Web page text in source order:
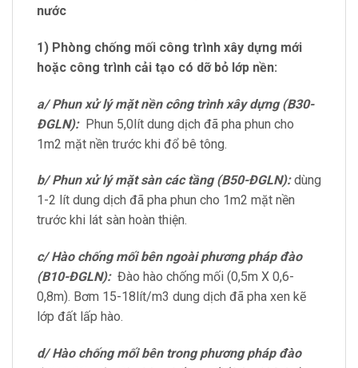
nước
1) Phòng chống mối công trình xây dựng mới
hoặc công trình cải tạo có dỡ bỏ lớp nền:
a/ Phun xử lý mặt nền công trình xây dựng (B30-
ĐGLN):Phun 5,0lít dung dịch đã pha phun cho
1m2 mặt nền trước khi đổ bê tông.
b/ Phun xử lý mặt sàn các tầng (B50-ĐGLN):dùng
1-2 lít dung dịch đã pha phun cho 1m2 mặt nền
trước khi lát sàn hoàn thiện.
c/ Hào chống mối bên ngoài phương pháp đào
(B10-ĐGLN):Đào hào chống mối (0,5m X 0,6-
0,8m). Bơm 15-18lít/m3 dung dịch đã pha xen kẽ
lớp đất lấp hào.
d/ Hào chống mối bên trong phương pháp đào